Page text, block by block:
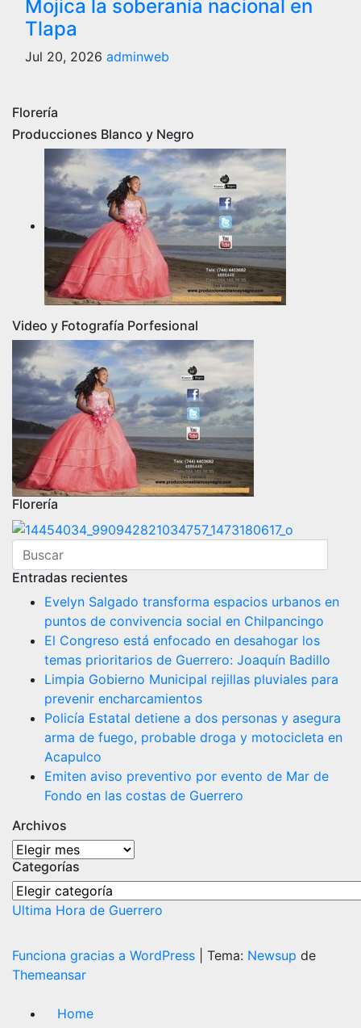
Mojica la soberanía nacional en
Tlapa
Jul 20, 2026 adminweb
Florería
Producciones Blanco y Negro
Video y Fotografía Porfesional
Florería
Entradas recientes
Evelyn Salgado transforma espacios urbanos en
puntos de convivencia social en Chilpancingo
El Congreso está enfocado en desahogar los
temas prioritarios de Guerrero: Joaquín Badillo
Limpia Gobierno Municipal rejillas pluviales para
prevenir encharcamientos
Policía Estatal detiene a dos personas y asegura
arma de fuego, probable droga y motocicleta en
Acapulco
Emiten aviso preventivo por evento de Mar de
Fondo en las costas de Guerrero
Archivos
Archivos
Categorías
Categorías
Ultima Hora de Guerrero
Funciona gracias a WordPress Tema: Newsup de
Themeansar
Home